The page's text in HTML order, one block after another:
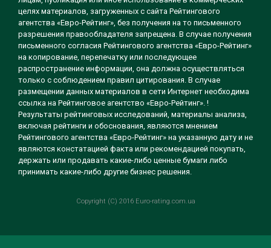
целях материалов, загруженных с сайта Рейтингового
агентства «Евро-Рейтинг», без получения на то письменного
разрешения правообладателя запрещена. В случае получения
письменного согласия Рейтингового агентства «Евро-Рейтинг»
на копирование, перепечатку или последующее
распространение информации, она должна осуществляться
только с соблюдением правил цитирования. В случае
размещении данных материалов в сети Интернет необходима
ссылка на Рейтинговое агентство «Евро-Рейтинг». !
Результаты рейтинговых исследований, материалы анализа,
включая рейтинги и обоснования, являются мнением
Рейтингового агентства «Евро-Рейтинг» на указанную дату и не
являются констатацией факта или рекомендацией покупать,
держать или продавать какие-либо ценные бумаги либо
принимать какие-либо другие бизнес решения.
Copyright (C) 2016 Euro-rating.com.ua